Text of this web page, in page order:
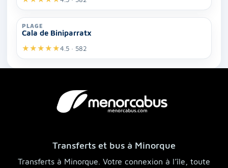
PLAGE
Cala de Biniparratx
★★★★★4.5 · 582
Transferts et bus à Minorque
Transferts à Minorque. Votre connexion à l’île, toute